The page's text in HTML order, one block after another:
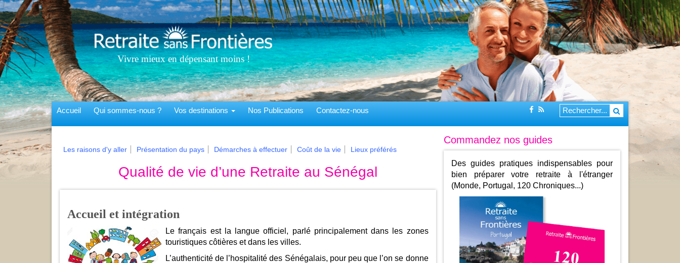
Vivre mieux en dépensant moins !
Accueil Qui sommes-nous ? Vos destinations Nos Publications Contactez-nous
Les raisons d'y aller Présentation du pays Démarches à effectuer Coût de la vie Lieux préférés
Qualité de vie d’une Retraite au Sénégal
Accueil et intégration
Le français est la langue officiel, parlé principalement dans les zones
touristiques côtières et dans les villes.
L’authenticité de l’hospitalité des Sénégalais, pour peu que l’on se donne
Commandez nos guides
Des guides pratiques indispensables pour
bien préparer votre retraite à l'étranger
(Monde, Portugal, 120 Chroniques...)